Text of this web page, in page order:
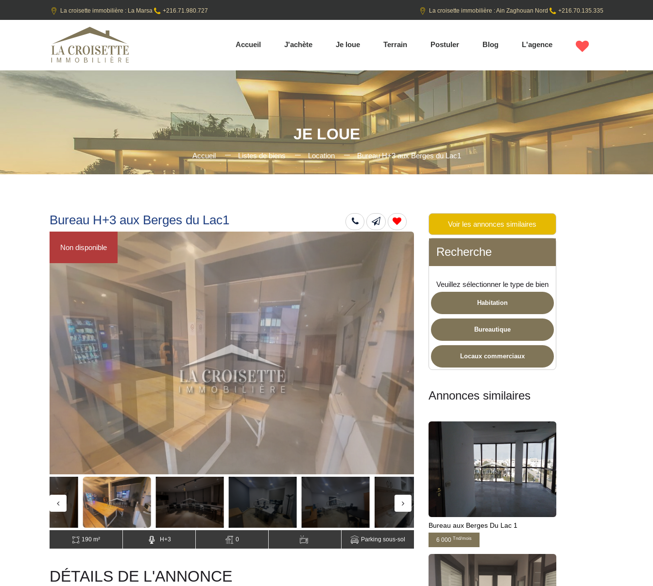
La croisette immobilière : La Marsa +216.71.980.727 La croisette immobilière : Ain Zaghouan Nord +216.70.135.335
Accueil J'achète Je loue Terrain Postuler Blog L'agence
JE LOUE
Accueil Listes de biens Location Bureau H+3 aux Berges du Lac1
Bureau H+3 aux Berges du Lac1
Non disponible Non disponible
190 m² H+3 0 Parking sous-sol
DÉTAILS DE L'ANNONCE
Voir les annonces similaires
Recherche
Veuillez sélectionner le type de bien
Habitation
Bureautique
Locaux commerciaux
Annonces similaires
Bureau aux Berges Du Lac 1
6 000 Tnd/mois